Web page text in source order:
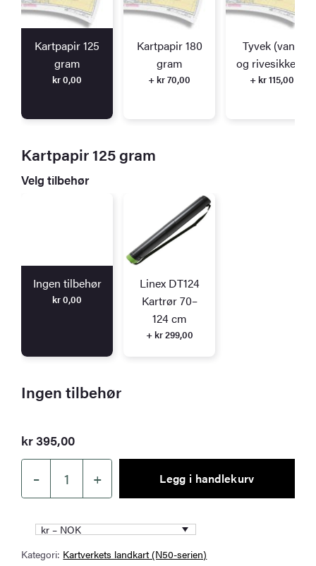
Kartpapir 125
gram
kr0,00
Kartpapir 180
gram
+ kr 70,00
Tyvek (vann
og rivesikkert)
+ kr 115,00
Kartpapir 125 gram
Velg tilbehør
Ingen tilbehør
kr0,00
Linex DT124
Kartrør 70–
124 cm
+ kr 299,00
Ingen tilbehør
kr395,00
–
Kartverket
–
landkart
(N50):
04-
+ Legg i handlekurv
kr – NOK
Kategori: Kartverkets landkart (N50-serien)